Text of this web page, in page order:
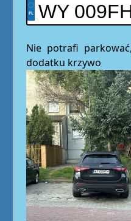
WY
Nie potrafi
dodatku krzywo